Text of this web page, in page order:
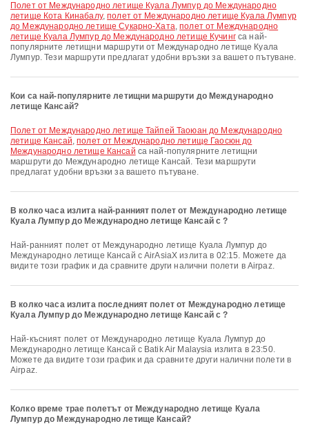
полет от Международно летище Куала Лумпур до Международно
летище Кота Кинабалу,полет от Международно летище Куала Лумпур
до Международно летище Сукарно-Хата,полет от Международно
летище Куала Лумпур до Международно летище Кучингса най-
популярните летищни маршрути от Международно летище Куала
Лумпур. Тези маршрути предлагат удобни връзки за вашето пътуване.
Кои са най-популярните летищни маршрути до Международно
летище Кансай?
полет от Международно летище Тайпей Таоюан до Международно
летище Кансай,полет от Международно летище Гаосюн до
Международно летище Кансай са най-популярните летищни
маршрути до Международно летище Кансай. Тези маршрути
предлагат удобни връзки за вашето пътуване.
В колко часа излита най-ранният полет от Международно летище
Куала Лумпур до Международно летище Кансай с ?
Най-ранният полет от Международно летище Куала Лумпур до
Международно летище Кансай с AirAsiaX излита в 02:15. Можете да
видите този график и да сравните други налични полети в Airpaz.
В колко часа излита последният полет от Международно летище
Куала Лумпур до Международно летище Кансай с ?
Най-късният полет от Международно летище Куала Лумпур до
Международно летище Кансай с Batik Air Malaysia излита в 23:50.
Можете да видите този график и да сравните други налични полети в
Airpaz.
Колко време трае полетът от Международно летище Куала
Лумпур до Международно летище Кансай?